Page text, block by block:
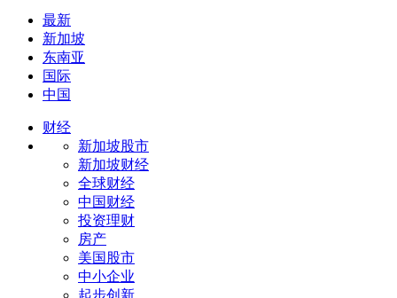
最新
新加坡
东南亚
国际
中国
财经
新加坡股市
新加坡财经
全球财经
中国财经
投资理财
房产
美国股市
中小企业
起步创新